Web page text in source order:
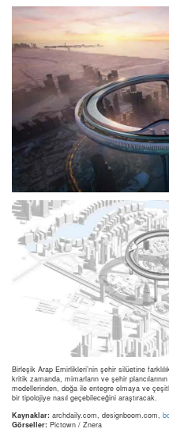
Birleşik Arap Emirlikleri’nin şehir silüetine
kritik zamanda, mimarların ve şehir
modellerinden, doğa ile entegre olmaya ve
bir tipolojiye nasıl geçebileceğini araştıracak.
Kaynaklar: archdaily.com, designboom.com,
Görseller: Pictown / Znera